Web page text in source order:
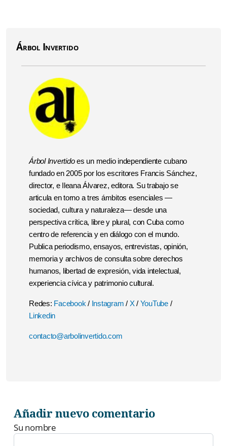
Árbol Invertido
Árbol Invertidoes un medio independiente cubano
fundado en 2005 por los escritores Francis Sánchez,
director, e Ileana Álvarez, editora. Su trabajo se
articula en torno a tres ámbitos esenciales —
sociedad, cultura y naturaleza— desde una
perspectiva crítica, libre y plural, con Cuba como
centro de referencia y en diálogo con el mundo.
Publica periodismo, ensayos, entrevistas, opinión,
memoria y archivos de consulta sobre derechos
humanos, libertad de expresión, vida intelectual,
experiencia cívica y patrimonio cultural.
Redes: Facebook / Instagram / X/ YouTube /
Linkedin
contacto@arbolinvertido.com
Añadir nuevo comentario
Su nombre